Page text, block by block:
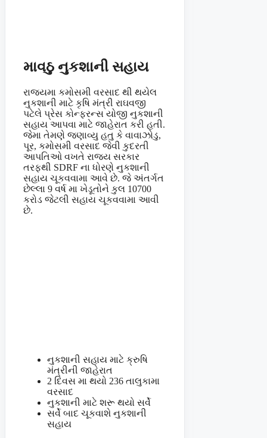
માવઠુ નુકશાની સહાય
રાજયમા કમોસમી વરસાદ થી થયેલ
નુકશાની માટે કૃષિ મંત્રી રાઘવજી
પટેલે પ્રેસ કોન્ફરન્સ યોજી નુકશાની
સહાય આપવા માટે જાહેરાત કરી હતી.
જેમા તેમણે જણાવ્યુ હતુ કે વાવાઝોડુ,
પૂર, કમોસમી વરસાદ જેવી કુદરતી
આપતિઓ વખતે રાજય સરકાર
તરફથી SDRF ના ધોરણે નુકશાની
સહાય ચૂકવવામા આવે છે. જે અંતર્ગત
છેલ્લા 9 વર્ષ મા ખેડૂતોને કુલ 10700
કરોડ જેટલી સહાય ચૂકવવામા આવી
છે.
નુકશાની સહાય માટે ક્રુષિ
મંત્રીની જાહેરાત
2 દિવસ મા થયો 236 તાલુકામા
વરસાદ
નુકશાની માટે શરૂ થયો સર્વે
સર્વે બાદ ચૂકવાશે નુકશાની
સહાય